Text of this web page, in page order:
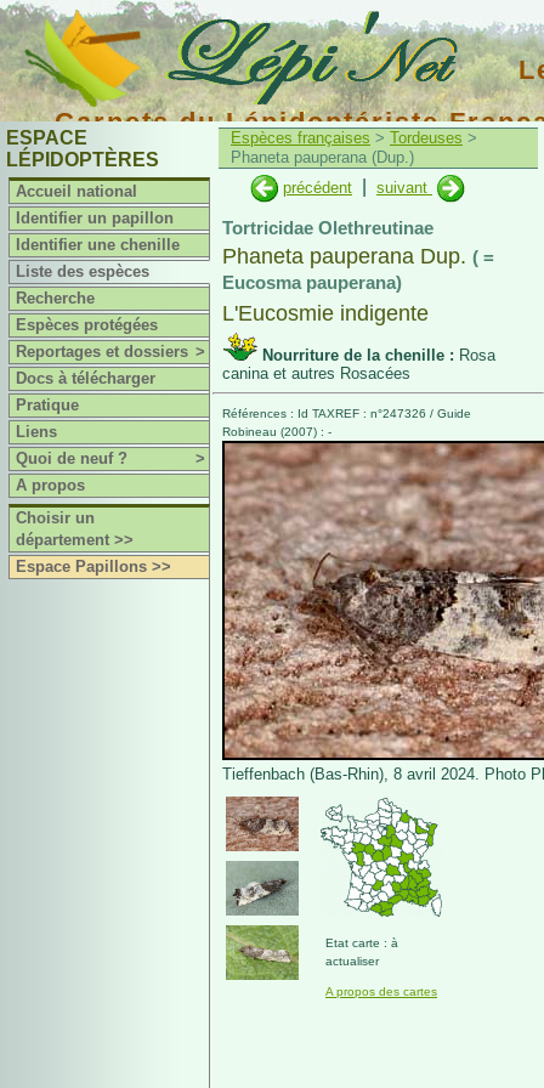
Carnets du Lépidoptériste
ESPACE
LÉPIDOPTÈRES
Accueil national
Identifier un papillon
Identifier une chenille
Liste des espèces
Recherche
Espèces protégées
Reportages et dossiers >
Docs à télécharger
Pratique
Liens
Quoi de neuf ?
>
A propos
Choisir un
département >>
Espace Papillons >>
Espèces françaises > Tordeuses >
Phaneta pauperana (Dup.)
précédent
suivant
Tortricidae Olethreutinae
Phaneta pauperana Dup. ( =
Eucosma pauperana)
L'Eucosmie indigente
Nourriture de la chenille : Rosa
canina et autres Rosacées
Références : Id TAXREF : n°247326 / Guide
Robineau (2007) : -
Tieffenbach (Bas-Rhin), 8 avril 2024. Photo
Etat carte : à
actualiser
A propos des cartes